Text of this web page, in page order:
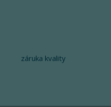
záruka kvality